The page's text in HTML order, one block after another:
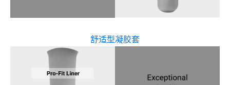
舒适型凝胶套